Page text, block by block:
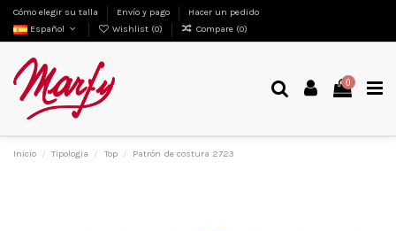
Cómo elegir su talla Envío y pago
Hacer un pedido
Español
Wishlist (0) Compare (0)
0
Inicio Tipologia Top Patrón de costura 2723